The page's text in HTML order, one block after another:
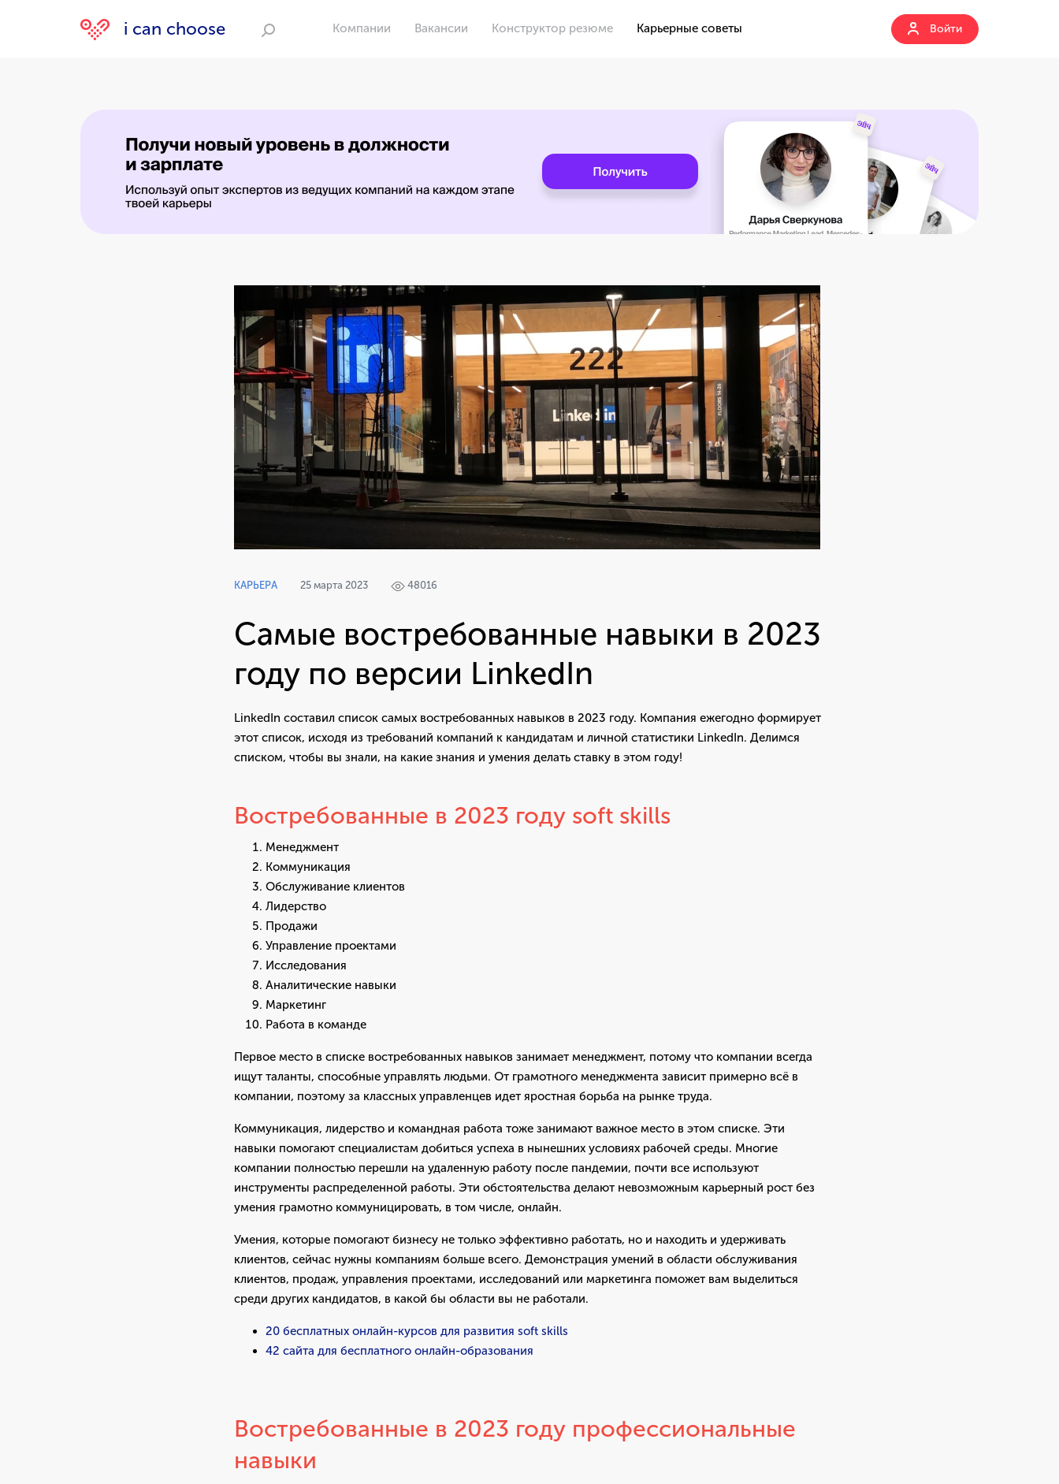
i can choose Компании Вакансии Конструктор резюме Карьерные советы Войти
КАРЬЕРА 25 марта 2023 48016
Самые востребованные навыки в 2023
году по версии LinkedIn
LinkedIn составил список самых востребованных навыков в 2023 году. Компания ежегодно формирует
этот список, исходя из требований компаний к кандидатам и личной статистики LinkedIn. Делимся
списком, чтобы вы знали, на какие знания и умения делать ставку в этом году!
Востребованные в 2023 году soft skills
Менеджмент
Коммуникация
Обслуживание клиентов
Лидерство
Продажи
Управление проектами
Исследования
Аналитические навыки
Маркетинг
Работа в команде
Первое место в списке востребованных навыков занимает менеджмент, потому что компании всегда
ищут таланты, способные управлять людьми. От грамотного менеджмента зависит примерно всё в
компании, поэтому за классных управленцев идет яростная борьба на рынке труда.
Коммуникация, лидерство и командная работа тоже занимают важное место в этом списке. Эти
навыки помогают специалистам добиться успеха в нынешних условиях рабочей среды. Многие
компании полностью перешли на удаленную работу после пандемии, почти все используют
инструменты распределенной работы. Эти обстоятельства делают невозможным карьерный рост без
умения грамотно коммуницировать, в том числе, онлайн.
Умения, которые помогают бизнесу не только эффективно работать, но и находить и удерживать
клиентов, сейчас нужны компаниям больше всего. Демонстрация умений в области обслуживания
клиентов, продаж, управления проектами, исследований или маркетинга поможет вам выделиться
среди других кандидатов, в какой бы области вы не работали.
20 бесплатных онлайн-курсов для развития soft skills
42 сайта для бесплатного онлайн-образования
Востребованные в 2023 году профессиональные
навыки